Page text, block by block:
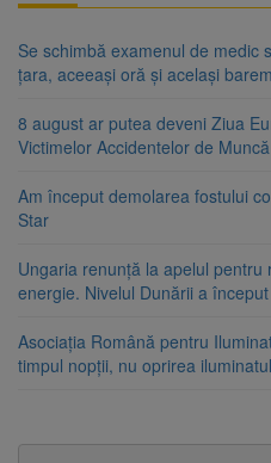
Se schimbă examenul de medic
țara, aceeași oră și același barem
8 august ar putea deveni Ziua
Victimelor Accidentelor de Muncă
Am început demolarea fostului
Star
Ungaria renunță la apelul pentru
energie. Nivelul Dunării a
Asociația Română pentru
timpul nopții, nu oprirea